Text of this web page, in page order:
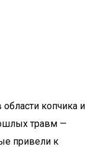
копчика и
травм —
привели к